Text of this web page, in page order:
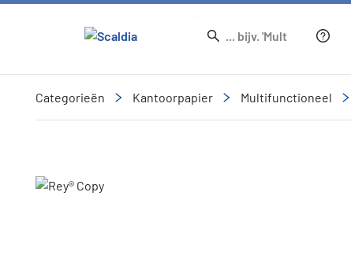
Categorieën Kantoorpapier Multifunctioneel
Slide 1 of 1